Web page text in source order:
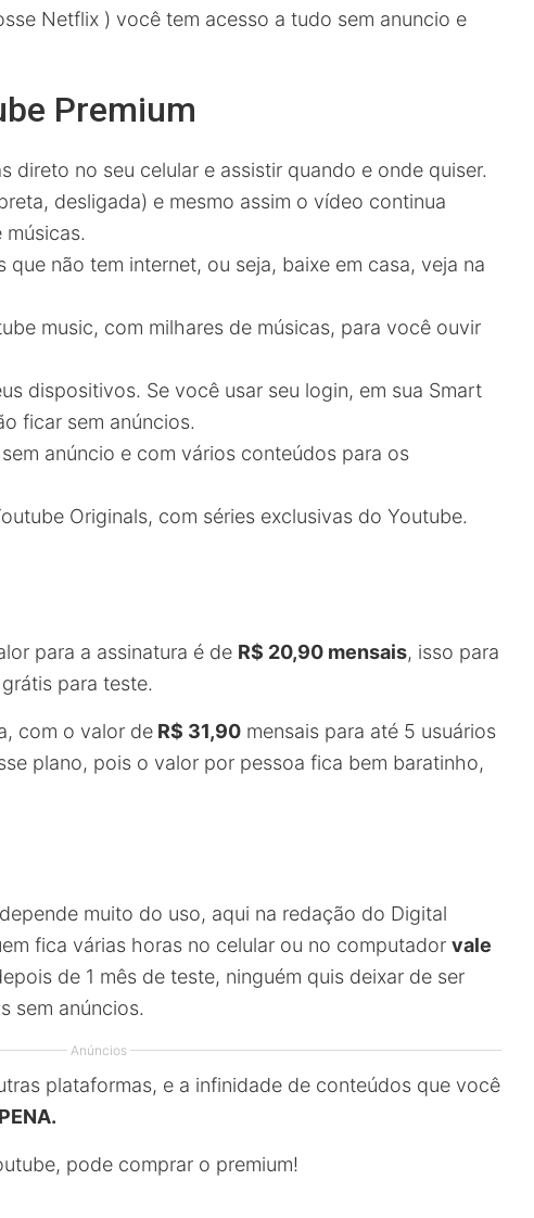
Netflix ) você tem acesso a tudo sem anuncio e
Premium
direto no seu celular e assistir quando e onde quiser.
desligada) e mesmo assim o vídeo continua
não tem internet, ou seja, baixe em casa, veja na
music, com milhares de músicas, para você ouvir
dispositivos. Se você usar seu login, em sua Smart
ficar sem anúncios.
anúncio e com vários conteúdos para os
Originals, com séries exclusivas do Youtube.
para a assinatura é de R$ 20,90 mensais, isso para
para teste.
com o valor de R$ 31,90 mensais para até 5 usuários
plano, pois o valor por pessoa fica bem baratinho,
muito do uso, aqui na redação do Digital
fica várias horas no celular ou no computador vale
de 1 mês de teste, ninguém quis deixar de ser
sem anúncios.
Anúncios
plataformas, e a infinidade de conteúdos que você
pode comprar o premium!